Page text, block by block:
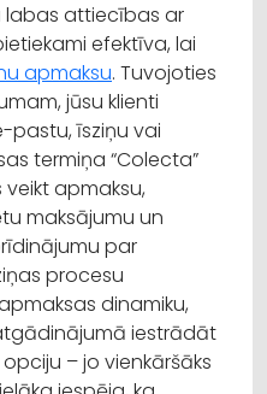
labas attiecības ar
efektīva, lai
apmaksu. Tuvojoties
jūsu klienti
īsziņu vai
termiņa “Colecta”
apmaksu,
maksājumu un
par
procesu
dinamiku,
iestrādāt
– jo vienkāršāks